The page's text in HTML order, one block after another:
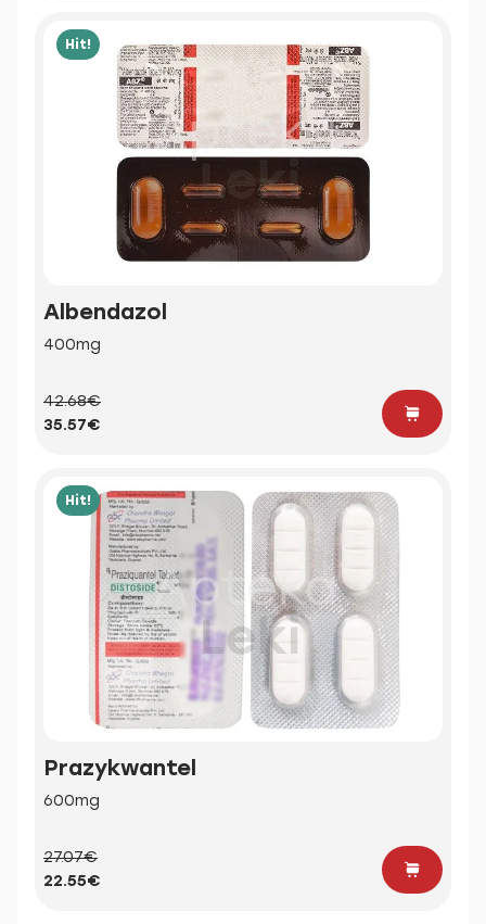
Hit!
Albendazol
400mg
42.68€
35.57€
Hit!
Prazykwantel
600mg
27.07€
22.55€